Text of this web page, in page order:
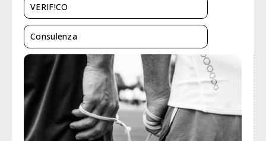
VERIF!CO
Consulenza